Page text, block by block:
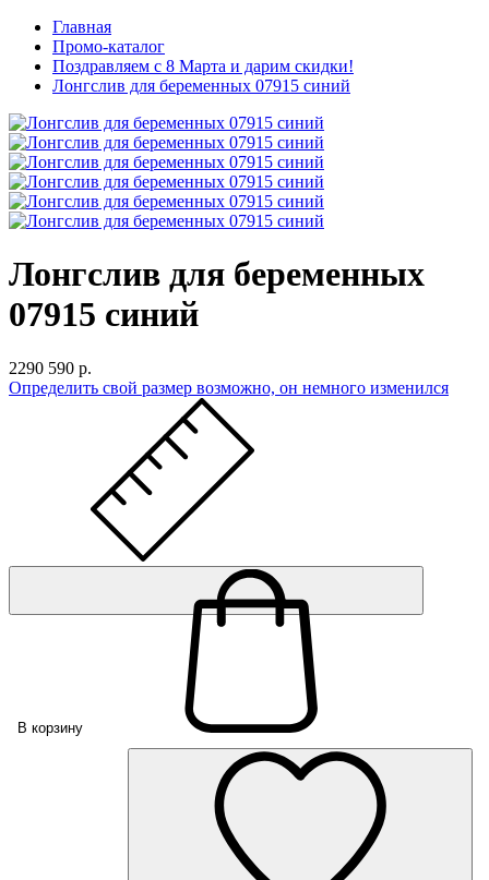
Главная
Промо-каталог
Поздравляем с 8 Марта и дарим скидки!
Лонгслив для беременных 07915 синий
Лонгслив для беременных
07915 синий
2290 590 р.
Определить свой размер возможно, он немного изменился
В корзину